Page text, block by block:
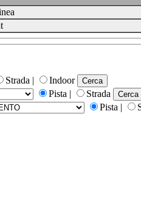
Strada |
Indoor
Pista |
Strada
Pista |